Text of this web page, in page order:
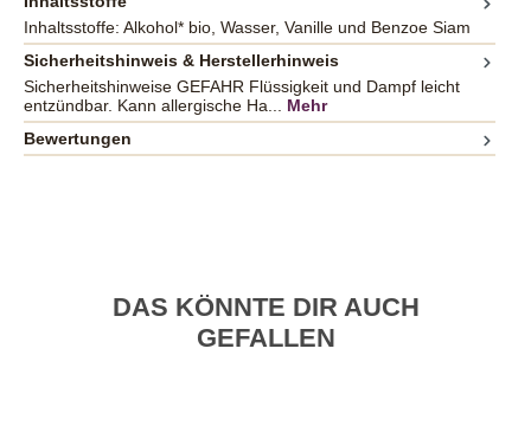
Inhaltsstoffe: Alkohol* bio, Wasser, Vanille und Benzoe Siam
Sicherheitshinweis & Herstellerhinweis
Sicherheitshinweise GEFAHR Flüssigkeit und Dampf leicht
entzündbar. Kann allergische Ha... Mehr
Bewertungen
DAS KÖNNTE DIR AUCH
GEFALLEN